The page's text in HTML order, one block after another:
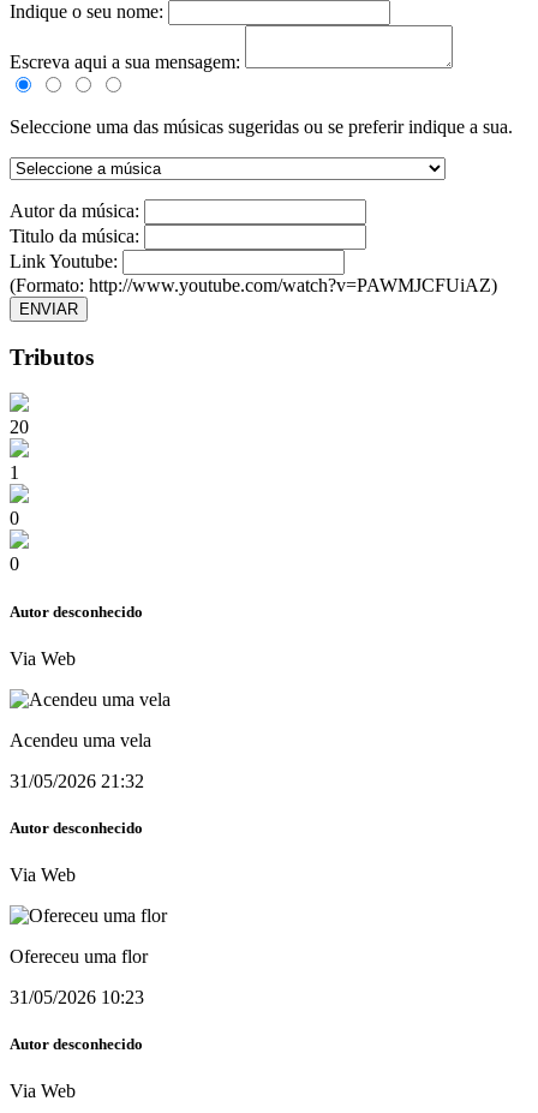
Indique o seu nome:
Escreva aqui a sua mensagem:
Seleccione uma das músicas sugeridas ou se preferir indique a sua.
Autor da música:
Titulo da música:
Link Youtube:
(Formato: http://www.youtube.com/watch?v=PAWMJCFUiAZ)
ENVIAR
Tributos
20
1
0
0
Autor desconhecido
Via Web
Acendeu uma vela
31/05/2026 21:32
Autor desconhecido
Via Web
Ofereceu uma flor
31/05/2026 10:23
Autor desconhecido
Via Web